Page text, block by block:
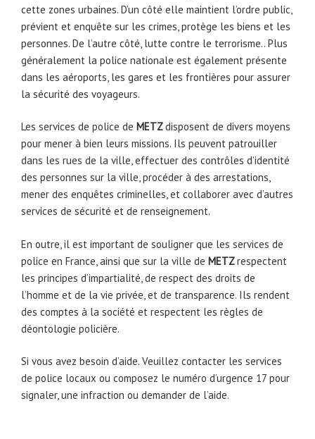
cette zones urbaines. D’un côté elle maintient l’ordre public,
prévient et enquête sur les crimes, protège les biens et les
personnes. De l’autre côté, lutte contre le terrorisme.. Plus
généralement la police nationale est également présente
dans les aéroports, les gares et les frontières pour assurer
la sécurité des voyageurs.
Les services de police de METZdisposent de divers moyens
pour mener à bien leurs missions. Ils peuvent patrouiller
dans les rues de la ville, effectuer des contrôles d’identité
des personnes sur la ville, procéder à des arrestations,
mener des enquêtes criminelles, et collaborer avec d’autres
services de sécurité et de renseignement.
En outre, il est important de souligner que les services de
police en France, ainsi que sur la ville de METZrespectent
les principes d’impartialité, de respect des droits de
l’homme et de la vie privée, et de transparence. Ils rendent
des comptes à la société et respectent les règles de
déontologie policière.
Si vous avez besoin d’aide. Veuillez contacter les services
de police locaux ou composez le numéro d’urgence 17 pour
signaler, une infraction ou demander de l’aide.